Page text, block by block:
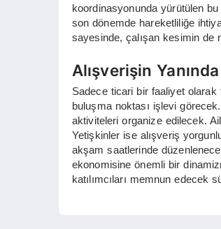
koordinasyonunda yürütülen
son dönemde hareketliliğe
sayesinde, çalışan kesimin de
Alışverişin
Sadece ticari bir faaliyet
buluşma noktası işlevi
aktiviteleri organize edilecek.
Yetişkinler ise alışveriş
akşam saatlerinde
ekonomisine önemli bir
katılımcıları memnun edecek